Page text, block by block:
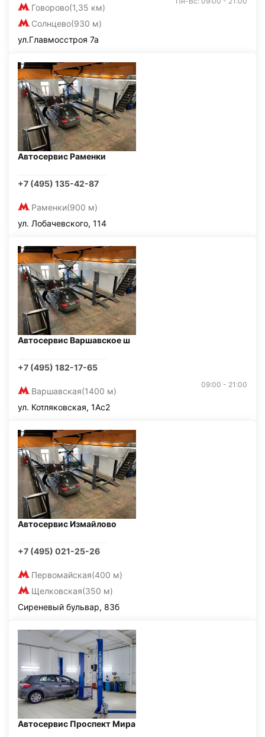
Говорово(1,35 км)
Солнцево(930 м)
ул.Главмосстроя 7а
Автосервис Раменки
+7 (495) 135-42-87
Раменки(900 м)
ул. Лобачевского, 114
Автосервис Варшавское ш
+7 (495) 182-17-65
Варшавская(1400 м)
09:00 - 21:00
ул. Котляковская, 1Ас2
Автосервис Измайлово
+7 (495) 021-25-26
Первомайская(400 м)
Щелковская(350 м)
Сиреневый бульвар, 83б
Автосервис Проспект Мира